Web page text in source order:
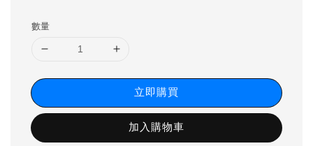
數量
立即購買
加入購物車